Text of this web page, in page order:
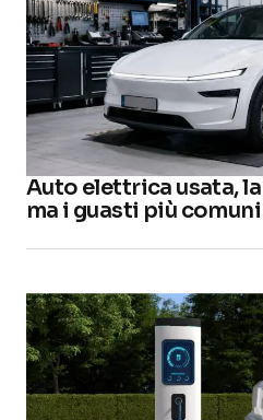
Auto elettrica usata,
ma i guasti più